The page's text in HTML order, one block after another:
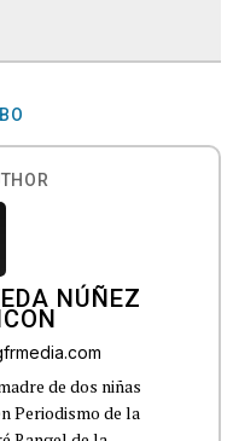
NÚÑEZ
de dos niñas
Periodismo de la